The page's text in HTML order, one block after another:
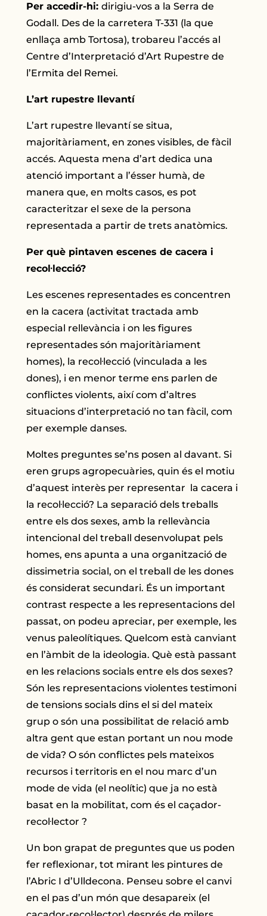
Per accedir-hi:dirigiu-vos a la Serra de
Godall. Des de la carretera T-331 (la que
enllaça amb Tortosa), trobareu l’accés al
Centre d’Interpretació d’Art Rupestre de
l’Ermita del Remei.
L’art rupestre llevantí
L’art rupestre llevantí se situa,
majoritàriament, en zones visibles, de fàcil
accés. Aquesta mena d’art dedica una
atenció important a l’ésser humà, de
manera que, en molts casos, es pot
caracteritzar el sexe de la persona
representada a partir de trets anatòmics.
Per què pintaven escenes de cacera i
recol·lecció?
Les escenes representades es concentren
en la cacera (activitat tractada amb
especial rellevància i on les figures
representades són majoritàriament
homes), la recol·lecció (vinculada a les
dones), i en menor terme ens parlen de
conflictes violents, així com d’altres
situacions d’interpretació no tan fàcil, com
per exemple danses.
Moltes preguntes se’ns posen al davant. Si
eren grups agropecuàries, quin és el motiu
d’aquest interès per representar la cacera i
la recol·lecció? La separació dels treballs
entre els dos sexes, amb la rellevància
intencional del treball desenvolupat pels
homes, ens apunta a una organització de
dissimetria social, on el treball de les dones
és considerat secundari. És un important
contrast respecte a les representacions del
passat, on podeu apreciar, per exemple, les
venus paleolítiques. Quelcom està canviant
en l’àmbit de la ideologia. Què està passant
en les relacions socials entre els dos sexes?
Són les representacions violentes testimoni
de tensions socials dins el si del mateix
grup o són una possibilitat de relació amb
altra gent que estan portant un nou mode
de vida? O són conflictes pels mateixos
recursos i territoris en el nou marc d’un
mode de vida (el neolític) que ja no està
basat en la mobilitat, com és el caçador-
recol·lector ?
Un bon grapat de preguntes que us poden
fer reflexionar, tot mirant les pintures de
l’Abric I d’Ulldecona. Penseu sobre el canvi
en el pas d’un món que desapareix (el